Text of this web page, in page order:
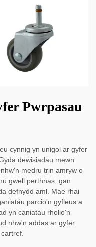
Pwrpasau
cynnig yn unigol ar gyfer
dewisiadau mewn
medru trin amryw o
gwell perthnas, gan
defnydd aml. Mae rhai
parcio'n gyfleus a
yn caniatáu rholio'n
nhw'n addas ar gyfer